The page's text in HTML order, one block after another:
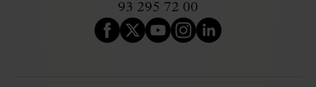
93 295 72 00